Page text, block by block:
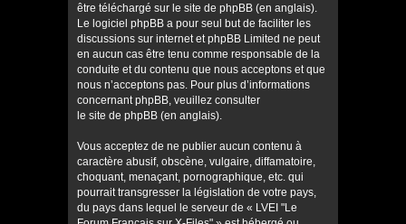
être téléchargé sur le site de phpBB (en anglais).
Le logiciel phpBB a pour seul but de faciliter les
discussions sur internet et phpBB Limited ne peut
en aucun cas être tenu comme responsable de la
conduite et du contenu que nous acceptons et que
nous n’acceptons pas. Pour plus d’informations
concernant phpBB, veuillez consulter
le site de phpBB (en anglais).
Vous acceptez de ne publier aucun contenu à
caractère abusif, obscène, vulgaire, diffamatoire,
choquant, menaçant, pornographique, etc. qui
pourrait transgresser la législation de votre pays,
du pays dans lequel le serveur de « LVEI "Le